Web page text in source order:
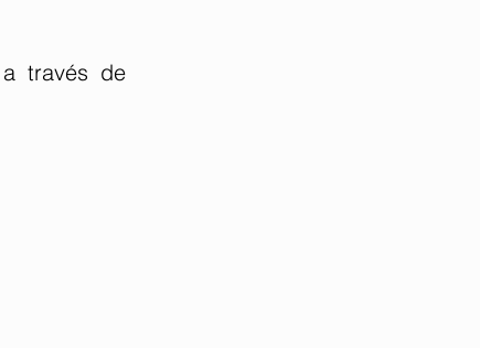
través de